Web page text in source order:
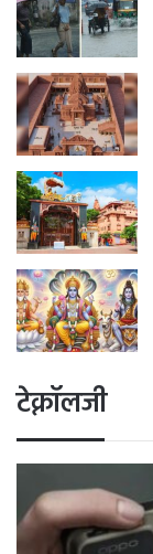
टेक्नॉलजी